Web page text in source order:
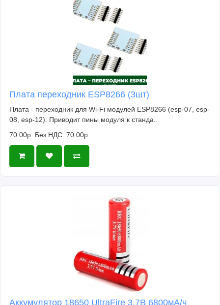
Плата переходник ESP8266 (3шт)
Плата - переходник для Wi-Fi модулей ESP8266 (esp-07, esp-
08, esp-12). Приводит пины модуля к станда..
70.00р. Без НДС: 70.00р.
Аккумулятор 18650 UltraFire 3.7В 6800мА/ч